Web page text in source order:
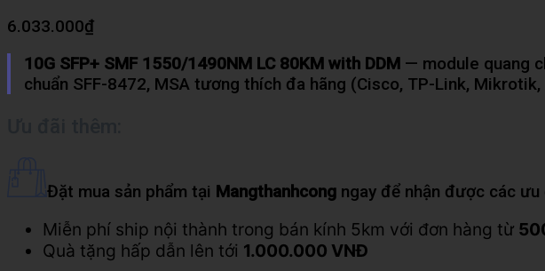
6.033.000₫
10G SFP+ SMF 1550/1490NM LC 80KM with DDM — module quang
chuẩn SFF-8472, MSA tương thích đa hãng (Cisco, TP-Link,
Đặt mua sản phẩm tại Mangthanhcong ngay để nhận được các
Miễn phí ship nội thành trong bán kính 5km với đơn hàng từ
Quà tặng hấp dẫn lên tới 1.000.000 VNĐ